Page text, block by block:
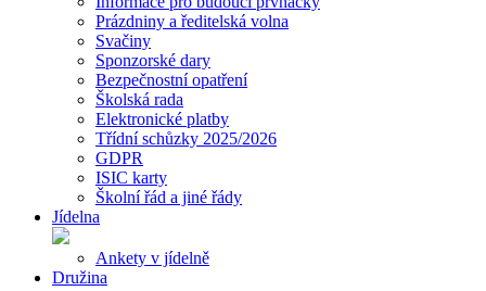
Prázdniny a ředitelská volna
Svačiny
Sponzorské dary
Bezpečnostní opatření
Školská rada
Elektronické platby
Třídní schůzky 2025/2026
GDPR
ISIC karty
Školní řád a jiné řády
Jídelna
Ankety v jídelně
Družina